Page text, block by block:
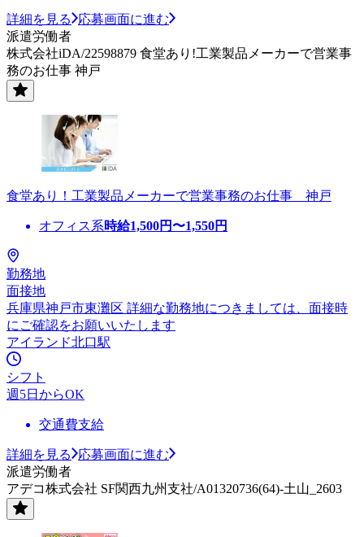
詳細を見る
応募画面に進む
派遣労働者
株式会社iDA/22598879 食堂あり!工業製品メーカーで営業事
務のお仕事 神戸
食堂あり！工業製品メーカーで営業事務のお仕事 神戸
オフィス系時給1,500円〜1,550円
勤務地
面接地
兵庫県神戸市東灘区 詳細な勤務地につきましては、面接時
にご確認をお願いいたします
アイランド北口駅
シフト
週5日からOK
交通費支給
詳細を見る
応募画面に進む
派遣労働者
アデコ株式会社 SF関西九州支社/A01320736(64)-土山_2603